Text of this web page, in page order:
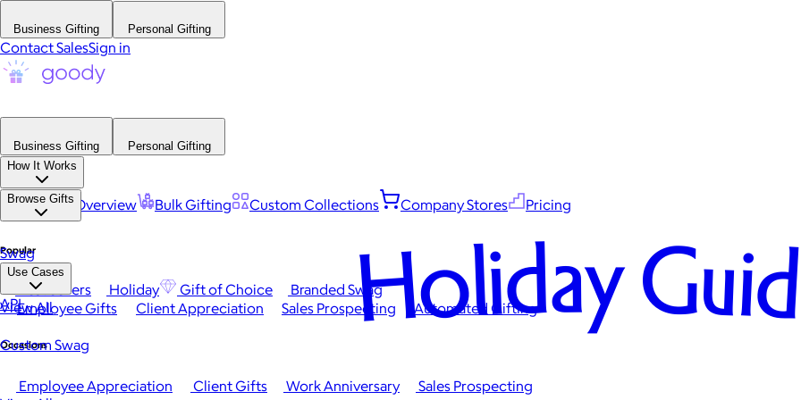
Business Gifting Personal Gifting
Contact SalesSign in
Business Gifting
Personal Gifting
How It Works
Platform Overview Bulk Gifting Custom Collections Company Stores Pricing
Browse Gifts
Popular
Best Sellers Holiday Gift of Choice
Branded Swag
View All
Occasions
Employee Appreciation Client Gifts Work Anniversary
Sales Prospecting
Swag
Use Cases
Employee Gifts Client Appreciation Sales Prospecting Automated Gifting
Custom Swag
API Holiday